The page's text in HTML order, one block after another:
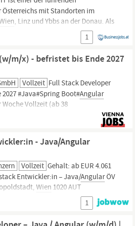
mit Standorten im
, Linz und Ybbs an der Donau. Als
mit über 200Mitarbeiter innen
undECM-
Projekteauf Basis
1
m/x) - befristet bis Ende 2027
Vollzeit Full Stack Developer
#Java#Spring Boot#Angular
Woche Vollzeit (ab 38
Noch ein Klick bis zu deinem
über unser Kandidatenportal – in
Deine zukünftige Rolle Du
- Java/Angular
Vollzeit Gehalt: ab EUR 4.061
Entwickler:in – Java/AngularÖV
Wien 1020 AUT
Std. req25789 Wir möchten neue
schaffen. Heute. Für morgen. Für
werden! Dein Job, du…
1